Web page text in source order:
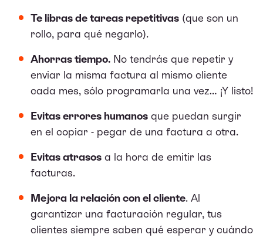
Te libras de tareas repetitivas (que son un
rollo, para qué negarlo).
Ahorras tiempo. No tendrás que repetir y
enviar la misma factura al mismo cliente
cada mes, sólo programarla una vez… ¡Y listo!
Evitas errores humanos que puedan surgir
en el copiar - pegar de una factura a otra.
Evitas atrasos a la hora de emitir las
facturas.
Mejora la relación con el cliente. Al
garantizar una facturación regular, tus
clientes siempre saben qué esperar y cuándo